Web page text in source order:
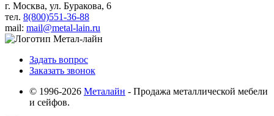
г. Москва, ул. Буракова, 6
тел. 8(800)551-36-88
mail: mail@metal-lain.ru
Задать вопрос
Заказать звонок
© 1996-2026 Металайн - Продажа металлической мебели
и сейфов.